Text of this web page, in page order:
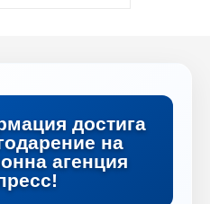
достига
на
агенция